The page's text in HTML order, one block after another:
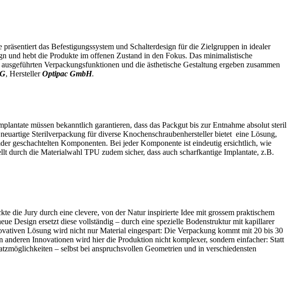
das Befestigungssystem und Schalterdesign für die Zielgruppen in idealer
und hebt die Produkte im offenen Zustand in den Fokus. Das minimalistische
Verpackungsfunktionen und die ästhetische Gestaltung ergeben zusammen
, HerstellerOptipac GmbH.
müssen bekanntlich garantieren, dass das Packgut bis zur Entnahme absolut steril
Sterilverpackung für diverse Knochenschraubenhersteller bietet eine Lösung,
geschachtelten Komponenten. Bei jeder Komponente ist eindeutig ersichtlich, wie
durch die Materialwahl TPU zudem sicher, dass auch scharfkantige Implantate, z.B.
die Jury durch eine clevere, von der Natur inspirierte Idee mit grossem praktischem
Design ersetzt diese vollständig – durch eine spezielle Bodenstruktur mit kapillarer
Lösung wird nicht nur Material eingespart: Die Verpackung kommt mit 20 bis 30
Innovationen wird hier die Produktion nicht komplexer, sondern einfacher: Statt
– selbst bei anspruchsvollen Geometrien und in verschiedensten